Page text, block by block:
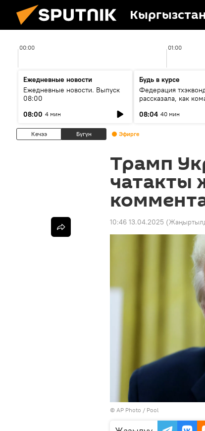
Кыргызстан
00:00 01:00
Ежедневные новости
Ежедневные новости. Выпуск
08:00
08:00 4 мин
Будь в курсе
Федерация
рассказала, как
08:04 40 мин
Кечээ Бүгүн Эфирге
Трамп
чатакты
10:46 13.04.2025
© AP Photo / Pool